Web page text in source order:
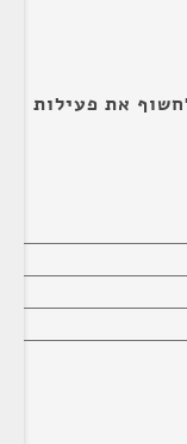
את פעילות